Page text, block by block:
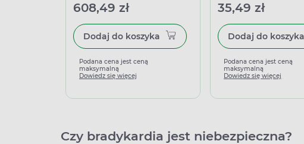
608,49 zł
Dodaj do koszyka
Podana cena jest ceną
maksymalną
Dowiedz się więcej
35,49 zł
Dodaj do koszyka
Podana cena jest ceną
maksymalną
Dowiedz się więcej
Czy bradykardia jest niebezpieczna?